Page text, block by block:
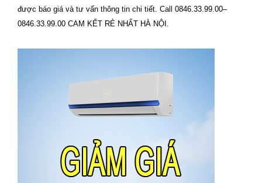
được báo giá và tư vấn thông tin chi tiết. Call 0846.33.99.00–
0846.33.99.00 CAM KẾT RẺ NHẤT HÀ NỘI.